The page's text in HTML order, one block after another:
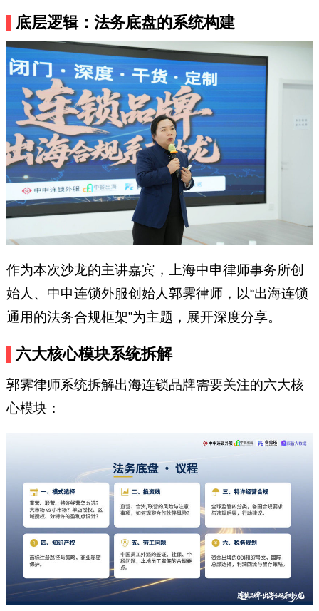
底层逻辑：法务底盘的系统构建
作为本次沙龙的主讲嘉宾，上海中申律师事务所创
始人、中申连锁外服创始人郭霁律师，以“出海连锁
通用的法务合规框架”为主题，展开深度分享。
六大核心模块系统拆解
郭霁律师系统拆解出海连锁品牌需要关注的六大核
心模块：